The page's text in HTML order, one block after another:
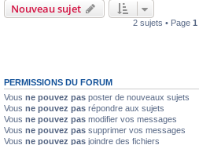
Nouveau sujet
2 sujets • Page 1
PERMISSIONS DU FORUM
Vous ne pouvez pas poster de nouveaux sujets
Vous ne pouvez pas répondre aux sujets
Vous ne pouvez pas modifier vos messages
Vous ne pouvez pas supprimer vos messages
Vous ne pouvez pas joindre des fichiers